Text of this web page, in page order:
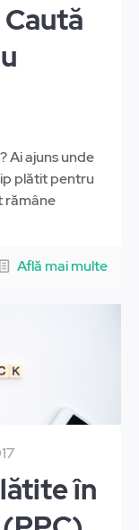
Ai ajuns unde
plătit pentru
rămâne
Află mai multe
în